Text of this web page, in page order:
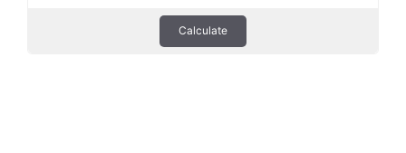
Calculate